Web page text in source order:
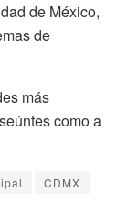
de México,
de
más
como a
CDMX